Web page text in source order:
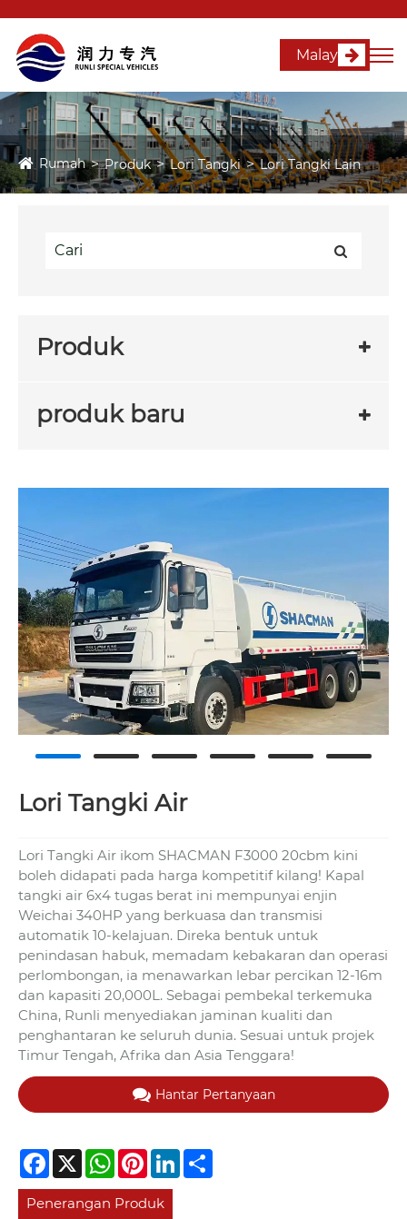
Malay
Rumah Produk Lori Tangki Lori Tangki Lain
Produk
produk baru
Lori Tangki Air
Lori Tangki Air ikom SHACMAN F3000 20cbm kini
boleh didapati pada harga kompetitif kilang! Kapal
tangki air 6x4 tugas berat ini mempunyai enjin
Weichai 340HP yang berkuasa dan transmisi
automatik 10-kelajuan. Direka bentuk untuk
penindasan habuk, memadam kebakaran dan operasi
perlombongan, ia menawarkan lebar percikan 12-16m
dan kapasiti 20,000L. Sebagai pembekal terkemuka
China, Runli menyediakan jaminan kualiti dan
penghantaran ke seluruh dunia. Sesuai untuk projek
Timur Tengah, Afrika dan Asia Tenggara!
Hantar Pertanyaan
Facebook
X WhatsApp
PinterestLinkedIn
Penerangan Produk